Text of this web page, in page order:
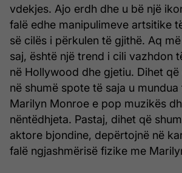
vdekjes. Ajo erdh dhe u bë një
falë edhe manipulimeve artsitike
së cilës i përkulen të gjithë. Aq
saj, është një trend i cili vazhdon
në Hollywood dhe gjetiu. Dihet
në shumë spote të saja u mundua
Marilyn Monroe e pop muzikës
nëntëdhjeta. Pastaj, dihet që
aktore bjondine, depërtojnë në
falë ngjashmërisë fizike me